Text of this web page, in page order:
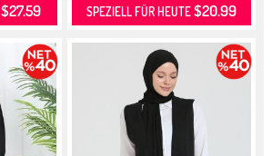
$27.59 SPEZIELL FÜR HEUTE$20.99